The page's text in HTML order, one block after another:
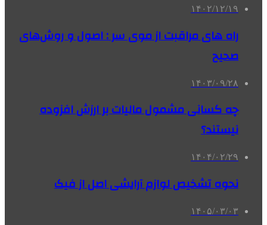
۱۴۰۲/۱۲/۱۹
راه های مراقبت از موی سر : اصول و روش‌های
صحیح
۱۴۰۳/۰۹/۲۸
چه کسانی مشمول مالیات بر ارزش افزوده
نیستند؟
۱۴۰۴/۰۲/۲۹
نحوه تشخیص لوازم آرایشی اصل از فیک
۱۴۰۵/۰۳/۰۳